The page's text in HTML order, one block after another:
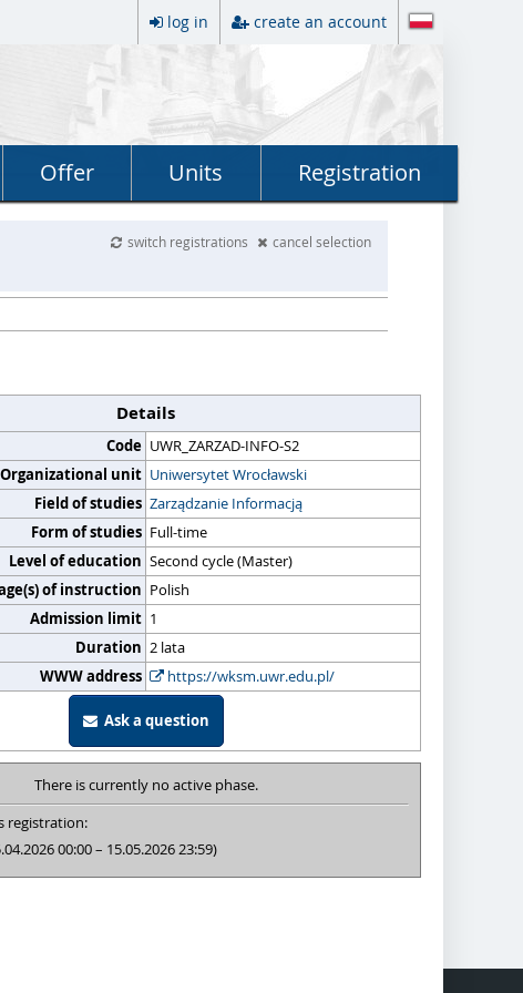
log in create an account
Offer Units Registration
switch registrations
cancel selection
Details
Code UWR_ZARZAD-INFO-S2
Organizational unit Uniwersytet Wrocławski
Field of studies Zarządzanie Informacją
Form of studies Full-time
Level of education Second cycle (Master)
of instruction Polish
Admission limit 1
Duration 2 lata
WWW address
https://wksm.uwr.edu.pl/
Ask a question
There is currently no active phase.
registration:
00:00 – 15.05.2026 23:59)